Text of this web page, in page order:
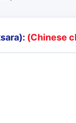
(Chinese